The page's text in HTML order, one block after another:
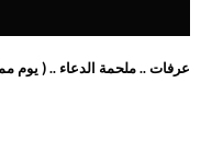
عرفات .. ملحمة الدعاء .. ( يوم